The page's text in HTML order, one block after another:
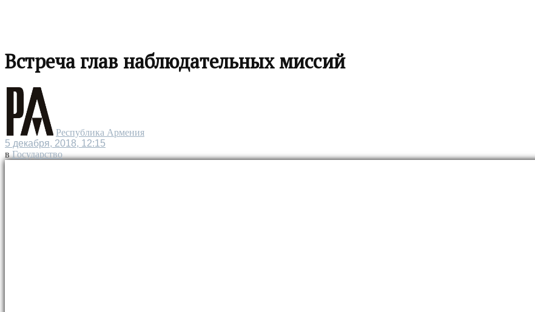
Встреча глав наблюдательных миссий
Республика Армения
5 декабря, 2018, 12:15
в Государство